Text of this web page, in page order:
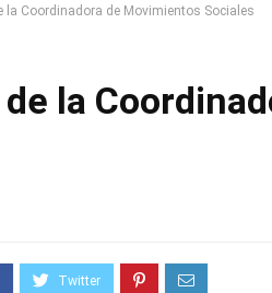
la Coordinadora de Movimientos Sociales
la